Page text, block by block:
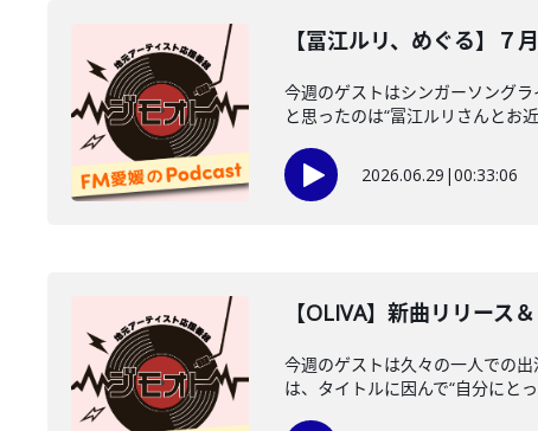
【冨江ルリ、めぐる】７
今週のゲストはシンガーソング
と思ったのは“冨江ルリさんとお
2026.06.29 |00:33:06
【OLIVA】新曲リリース
今週のゲストは久々の一人での
は、タイトルに因んで“自分にと